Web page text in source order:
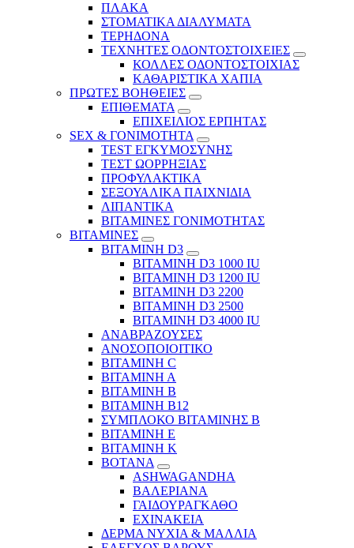
ΠΛΑΚΑ
ΣΤΟΜΑΤΙΚΑ ΔΙΑΛΥΜΑΤΑ
ΤΕΡΗΔΟΝΑ
ΤΕΧΝΗΤΕΣ ΟΔΟΝΤΟΣΤΟΙΧΕΙΕΣ
ΚΟΛΛΕΣ ΟΔΟΝΤΟΣΤΟΙΧΙΑΣ
ΚΑΘΑΡΙΣΤΙΚΑ ΧΑΠΙΑ
ΠΡΩΤΕΣ ΒΟΗΘΕΙΕΣ
ΕΠΙΘΕΜΑΤΑ
ΕΠΙΧΕΙΛΙΟΣ ΕΡΠΗΤΑΣ
SEX & ΓΟΝΙΜΟΤΗΤΑ
TEST ΕΓΚΥΜΟΣΥΝΗΣ
ΤΕΣΤ ΩΟΡΡΗΞΙΑΣ
ΠΡΟΦΥΛΑΚΤΙΚΑ
ΣΕΞΟΥΑΛΙΚΑ ΠΑΙΧΝΙΔΙΑ
ΛΙΠΑΝΤΙΚΑ
ΒΙΤΑΜΙΝΕΣ ΓΟΝΙΜΟΤΗΤΑΣ
ΒΙΤΑΜΙΝΕΣ
ΒΙΤΑΜΙΝΗ D3
ΒΙΤΑΜΙΝΗ D3 1000 IU
ΒΙΤΑΜΙΝΗ D3 1200 IU
ΒΙΤΑΜΙΝΗ D3 2200
ΒΙΤΑΜΙΝΗ D3 2500
BITAMINH D3 4000 IU
ΑΝΑΒΡΑΖΟΥΣΕΣ
ΑΝΟΣΟΠΟΙΟΙΤΙΚΟ
ΒΙΤΑΜΙΝΗ C
ΒΙΤΑΜΙΝΗ Α
ΒΙΤΑΜΙΝΗ Β
ΒΙΤΑΜΙΝΗ Β12
ΣΥΜΠΛΟΚΟ ΒΙΤΑΜΙΝΗΣ Β
ΒΙΤΑΜΙΝΗ Ε
ΒΙΤΑΜΙΝΗ Κ
ΒΟΤΑΝΑ
ASHWAGANDHA
ΒΑΛΕΡΙΑΝΑ
ΓΑΙΔΟΥΡΑΓΚΑΘΟ
ΕΧΙΝΑΚΕΙΑ
ΔΕΡΜΑ ΝΥΧΙΑ & ΜΑΛΛΙΑ